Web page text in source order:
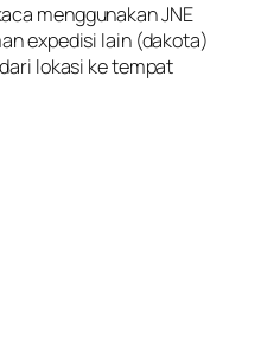
menggunakan JNE
expedisi lain (dakota)
lokasi ke tempat